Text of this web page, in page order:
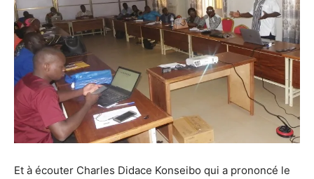
Et à écouter Charles Didace Konseibo qui a prononcé le